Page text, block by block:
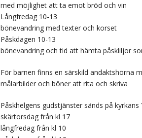
med möjlighet att ta emot bröd och vin
Långfredag 10-13
bönevandring med texter och korset
Påskdagen 10-13
bönevandring och tid att hämta påskliljor
För barnen finns en särskild andaktshörna
målarbilder och böner att rita och skriva
Påskhelgens gudstjänster sänds på kyrkans
skärtorsdag från kl 17
långfredag från kl 10